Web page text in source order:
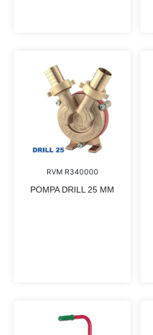
RVM R340000
POMPA DRILL 25 MM